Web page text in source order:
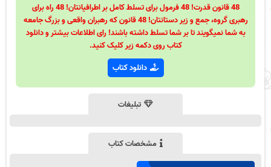
48 قانون قدرت! 48 فرمول برای تسلط کامل بر اطرافیانتان! 48 راه برای
رهبری گروه، جمع و زیر دستانتان! 48 قانون که رهبران واقعی و بزرگ جامعه
به شما نمیگویند تا بر شما تسلط داشته باشند! رای اطلاعات بیشتر و دانلود
کتاب روی دکمه زیر کلیک کنید.
دانلود کتاب
تبلیغات
مشخصات کتاب